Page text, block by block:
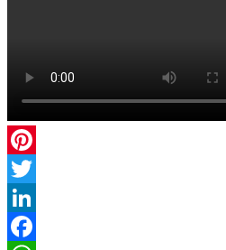
Pinterest
Twitter
LinkedIn